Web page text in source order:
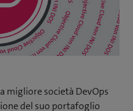
migliore società DevOps
del suo portafoglio